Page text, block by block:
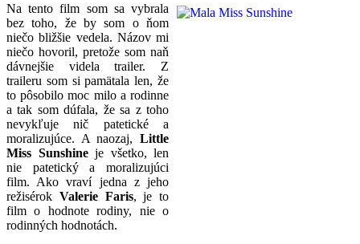
Na tento film som sa vybrala
bez toho, že by som o ňom
niečo bližšie vedela. Názov mi
niečo hovoril, pretože som naň
dávnejšie videla trailer. Z
traileru som si pamätala len, že
to pôsobilo moc milo a rodinne
a tak som dúfala, že sa z toho
nevykľuje nič patetické a
moralizujúce. A naozaj, Little
Miss Sunshineje všetko, len
nie patetický a moralizujúci
film. Ako vraví jedna z jeho
režisérok Valerie Faris, je to
film o hodnote rodiny, nie o
rodinných hodnotách.